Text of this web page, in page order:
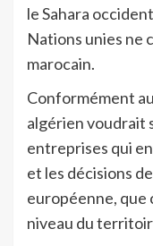
le Sahara
Nations unies ne
marocain.
Conformément
algérien voudrait
entreprises qui
et les décisions
européenne, que
niveau du